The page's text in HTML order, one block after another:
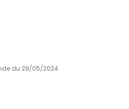
du 29/05/2024